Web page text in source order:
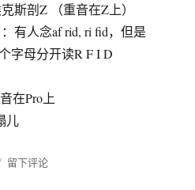
克斯剖Z （重音在Z上）
有人念af rid, ri fid，但是
字母分开读R F I D
在Pro上
儿
于
留下评论